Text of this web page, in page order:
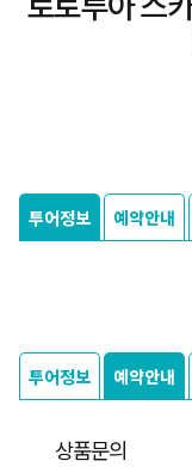
투어정보 예약안내
투어정보 예약안내
상품문의